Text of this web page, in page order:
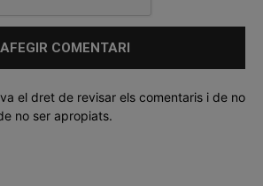
el dret de revisar els comentaris i de no
no ser apropiats.